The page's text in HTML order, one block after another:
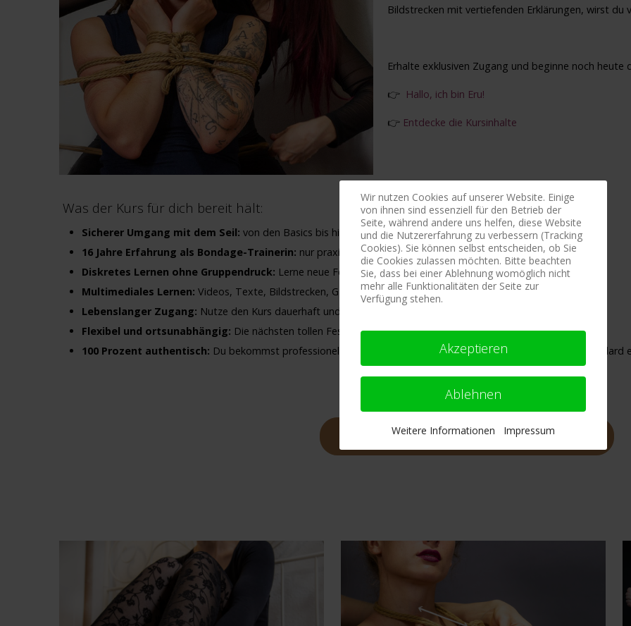
Bildstrecken mit vertiefenden Erklärungen, wirst du
Erhalte exklusiven Zugang und beginne noch heute
👉 Hallo, ich bin Eru!
👉 Entdecke die Kursinhalte
Was der Kurs für dich bereit hält:
Sicherer Umgang mit dem Seil: von den Basics bis hin zu Profi- Techniken, alles logsich erklärt
16 Jahre Erfahrung als Bondage-Trainerin: nur praxisnahe und für den Onlineunterricht erprobte Techniken
Diskretes Lernen ohne Gruppendruck: Lerne neue Fesselungen bei dir zuhause und im eigenen Tempo
Multimediales Lernen: Videos, Texte, Bildstrecken, GIFs, PDFs und Audios - für jeden Lerntyp
Lebenslanger Zugang: Nutze den Kurs dauerhaft und schau dir alles so oft du möchtest an
Flexibel und ortsunabhängig: Die nächsten tollen Fesselungen sind nur einen Klick entfernt
100 Prozent authentisch: Du bekommst professionelle und sichere Techniken gezeigt, die dem heutigen Standard
Jetzt anmelden und Zugang sichern
Wir nutzen Cookies auf unserer Website. Einige
von ihnen sind essenziell für den Betrieb der
Seite, während andere uns helfen, diese Website
und die Nutzererfahrung zu verbessern (Tracking
Cookies). Sie können selbst entscheiden, ob Sie
die Cookies zulassen möchten. Bitte beachten
Sie, dass bei einer Ablehnung womöglich nicht
mehr alle Funktionalitäten der Seite zur
Verfügung stehen.
Akzeptieren
Ablehnen
Weitere Informationen Impressum